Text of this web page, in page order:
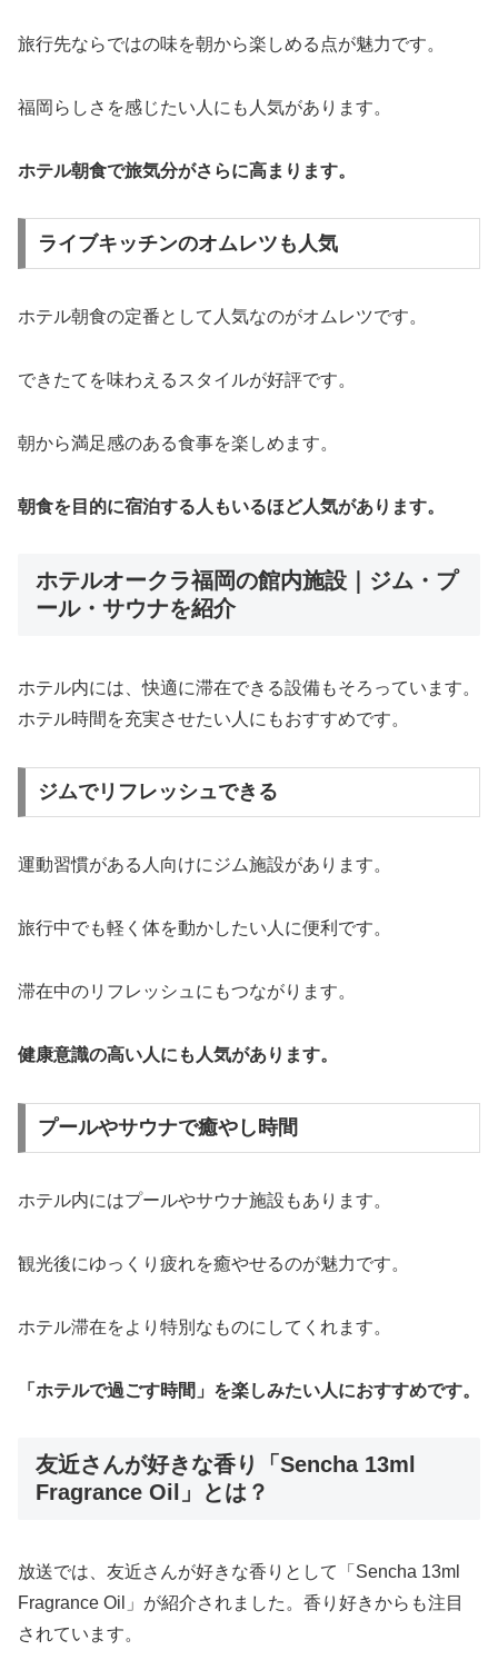
旅行先ならではの味を朝から楽しめる点が魅力です。
福岡らしさを感じたい人にも人気があります。
ホテル朝食で旅気分がさらに高まります。
ライブキッチンのオムレツも人気
ホテル朝食の定番として人気なのがオムレツです。
できたてを味わえるスタイルが好評です。
朝から満足感のある食事を楽しめます。
朝食を目的に宿泊する人もいるほど人気があります。
ホテルオークラ福岡の館内施設｜ジム・プ
ール・サウナを紹介
ホテル内には、快適に滞在できる設備もそろっています。
ホテル時間を充実させたい人にもおすすめです。
ジムでリフレッシュできる
運動習慣がある人向けにジム施設があります。
旅行中でも軽く体を動かしたい人に便利です。
滞在中のリフレッシュにもつながります。
健康意識の高い人にも人気があります。
プールやサウナで癒やし時間
ホテル内にはプールやサウナ施設もあります。
観光後にゆっくり疲れを癒やせるのが魅力です。
ホテル滞在をより特別なものにしてくれます。
「ホテルで過ごす時間」を楽しみたい人におすすめです。
友近さんが好きな香り「Sencha 13ml
Fragrance Oil」とは？
放送では、友近さんが好きな香りとして「Sencha 13ml
Fragrance Oil」が紹介されました。香り好きからも注目
されています。